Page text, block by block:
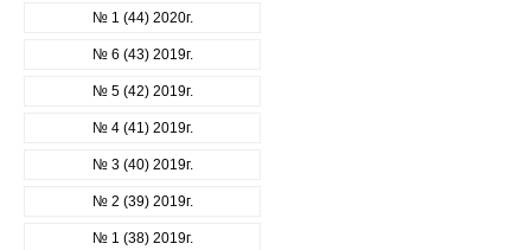
№ 1 (44) 2020г.
№ 6 (43) 2019г.
№ 5 (42) 2019г.
№ 4 (41) 2019г.
№ 3 (40) 2019г.
№ 2 (39) 2019г.
№ 1 (38) 2019г.